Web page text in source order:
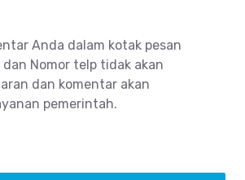
Anda dalam kotak pesan
Nomor telp tidak akan
dan komentar akan
pemerintah.